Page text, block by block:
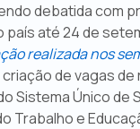
debatida com
país até 24 de
realizada nos
criação de vagas
Sistema Único de
Trabalho e